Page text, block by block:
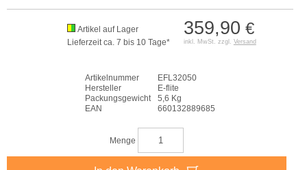
359,90 €
inkl. MwSt. zzgl. Versand
Artikel auf Lager
Lieferzeit ca. 7 bis 10 Tage*
Artikelnummer
EFL32050
Hersteller
E-flite
Packungsgewicht
5,6 Kg
EAN
660132889685
Menge